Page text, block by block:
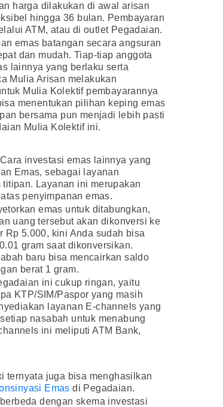
harga dilakukan di awal arisan
hingga 36 bulan. Pembayaran
ATM, atau di outlet Pegadaian.
emas batangan secara angsuran
dan mudah. Tiap-tiap anggota
lainnya yang berlaku serta
Mulia Arisan melakukan
Mulia Kolektif pembayarannya
menentukan pilihan keping emas
bersama pun menjadi lebih pasti
Mulia Kolektif ini.
investasi emas lainnya yang
Emas, sebagai layanan
Layanan ini merupakan
penyimpanan emas.
emas untuk ditabungkan,
uang tersebut akan dikonversi ke
Rp 5.000, kini Anda sudah bisa
gram saat dikonversikan.
baru bisa mencairkan saldo
berat 1 gram.
ini cukup ringan, yaitu
KTP/SIM/Paspor yang masih
layanan E-channels yang
nasabah untuk menabung
ini meliputi ATM Bank,
ternyata juga bisa menghasilkan
Emas di Pegadaian.
dengan skema investasi